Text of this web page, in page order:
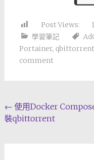
Post Views:
學習筆記
Portainer, qbittorrent
comment
Post
navigation
← 使用Docker
裝qbittorrent